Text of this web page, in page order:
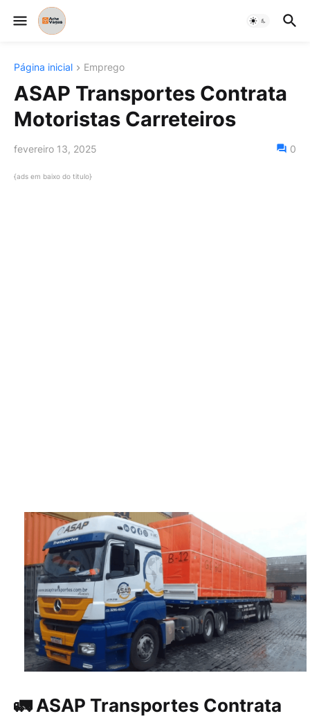
Página inicial Emprego
ASAP Transportes Contrata
Motoristas Carreteiros
fevereiro 13, 2025 0
{ads em baixo do titulo}
🚛ASAP Transportes Contrata